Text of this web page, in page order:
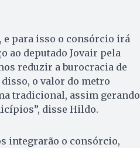
para isso o consórcio irá
ao deputado Jovair pela
reduzir a burocracia de
o valor do metro
tradicional, assim gerando
disse Hildo.
integrarão o consórcio,